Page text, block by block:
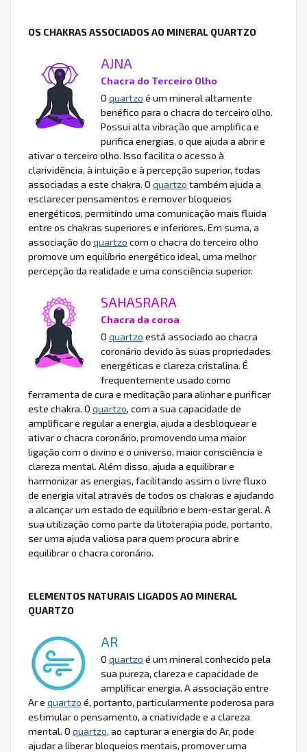
OS CHAKRAS ASSOCIADOS AO MINERAL QUARTZO
AJNA
Chacra do Terceiro Olho
O quartzo é um mineral altamente
benéfico para o chacra do terceiro olho.
Possui alta vibração que amplifica e
purifica energias, o que ajuda a abrir e
ativar o terceiro olho. Isso facilita o acesso à
clarividência, à intuição e à percepção superior, todas
associadas a este chakra. O quartzo também ajuda a
esclarecer pensamentos e remover bloqueios
energéticos, permitindo uma comunicação mais fluida
entre os chakras superiores e inferiores. Em suma, a
associação do quartzo com o chacra do terceiro olho
promove um equilíbrio energético ideal, uma melhor
percepção da realidade e uma consciência superior.
SAHASRARA
Chacra da coroa
O quartzo está associado ao chacra
coronário devido às suas propriedades
energéticas e clareza cristalina. É
frequentemente usado como
ferramenta de cura e meditação para alinhar e purificar
este chakra. O quartzo, com a sua capacidade de
amplificar e regular a energia, ajuda a desbloquear e
ativar o chacra coronário, promovendo uma maior
ligação com o divino e o universo, maior consciência e
clareza mental. Além disso, ajuda a equilibrar e
harmonizar as energias, facilitando assim o livre fluxo
de energia vital através de todos os chakras e ajudando
a alcançar um estado de equilíbrio e bem-estar geral. A
sua utilização como parte da litoterapia pode, portanto,
ser uma ajuda valiosa para quem procura abrir e
equilibrar o chacra coronário.
ELEMENTOS NATURAIS LIGADOS AO MINERAL
QUARTZO
AR
O quartzo é um mineral conhecido pela
sua pureza, clareza e capacidade de
amplificar energia. A associação entre
Ar e quartzo é, portanto, particularmente poderosa para
estimular o pensamento, a criatividade e a clareza
mental. O quartzo, ao capturar a energia do Ar, pode
ajudar a liberar bloqueios mentais, promover uma